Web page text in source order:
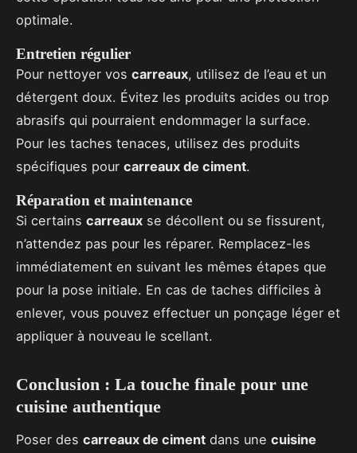
optimale.
Entretien régulier
Pour nettoyer vos carreaux, utilisez de l’eau et un
détergent doux. Évitez les produits acides ou trop
abrasifs qui pourraient endommager la surface.
Pour les taches tenaces, utilisez des produits
spécifiques pour carreaux de ciment.
Réparation et maintenance
Si certains carreaux se décollent ou se fissurent,
n’attendez pas pour les réparer. Remplacez-les
immédiatement en suivant les mêmes étapes que
pour la pose initiale. En cas de taches difficiles à
enlever, vous pouvez effectuer un ponçage léger et
appliquer à nouveau le scellant.
Conclusion : La touche finale pour une
cuisine authentique
Poser des carreaux de ciment dans une cuisine